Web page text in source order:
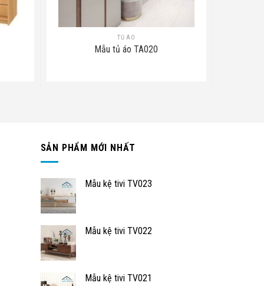
TỦ ÁO
Mẫu tủ áo TA020
SẢN PHẨM MỚI NHẤT
Mẫu kệ tivi TV023
Mẫu kệ tivi TV022
Mẫu kệ tivi TV021